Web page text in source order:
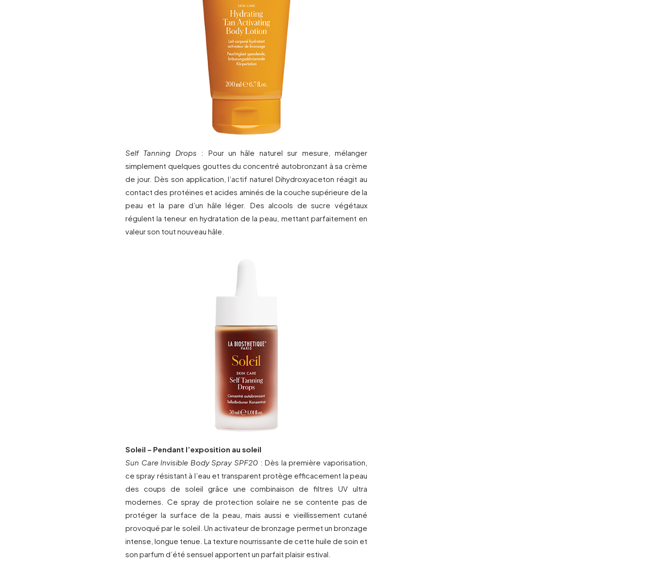
Self Tanning Drops : Pour un hâle naturel sur mesure, mélanger
simplement quelques gouttes du concentré autobronzant à sa crème
de jour. Dès son application, l’actif naturel Dihydroxyaceton réagit au
contact des protéines et acides aminés de la couche supérieure de la
peau et la pare d’un hâle léger. Des alcools de sucre végétaux
régulent la teneur en hydratation de la peau, mettant parfaitement en
valeur son tout nouveau hâle.
Soleil – Pendant l’exposition au soleil
Sun Care Invisible Body Spray SPF20 : Dès la première vaporisation,
ce spray résistant à l’eau et transparent protège efficacement la peau
des coups de soleil grâce une combinaison de filtres UV ultra
modernes. Ce spray de protection solaire ne se contente pas de
protéger la surface de la peau, mais aussi e vieillissement cutané
provoqué par le soleil. Un activateur de bronzage permet un bronzage
intense, longue tenue. La texture nourrissante de cette huile de soin et
son parfum d’été sensuel apportent un parfait plaisir estival.